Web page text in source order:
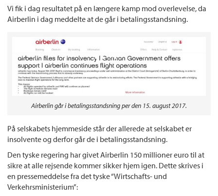
Vi fik i dag resultatet på en længere kamp mod overlevelse, da
Airberlin i dag meddelte at de går i betalingsstandsning.
Airberlin går i betalingsstandsning per den 15. august 2017.
På selskabets hjemmeside står der allerede at selskabet er
insolvente og derfor går de i betalingsstandsning.
Den tyske regering har givet Airberlin 150 millioner euro til at
sikre at alle rejsende kommer sikker hjem igen. Dette skrives i
en pressemeddelse fra det tyske “Wirtschafts- und
Verkehrsministerium”: